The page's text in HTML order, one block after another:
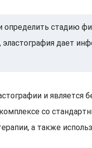
стадию
дает
и
со
а также